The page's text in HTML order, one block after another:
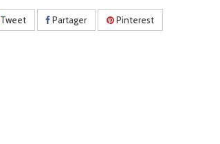
Tweet Partager Pinterest